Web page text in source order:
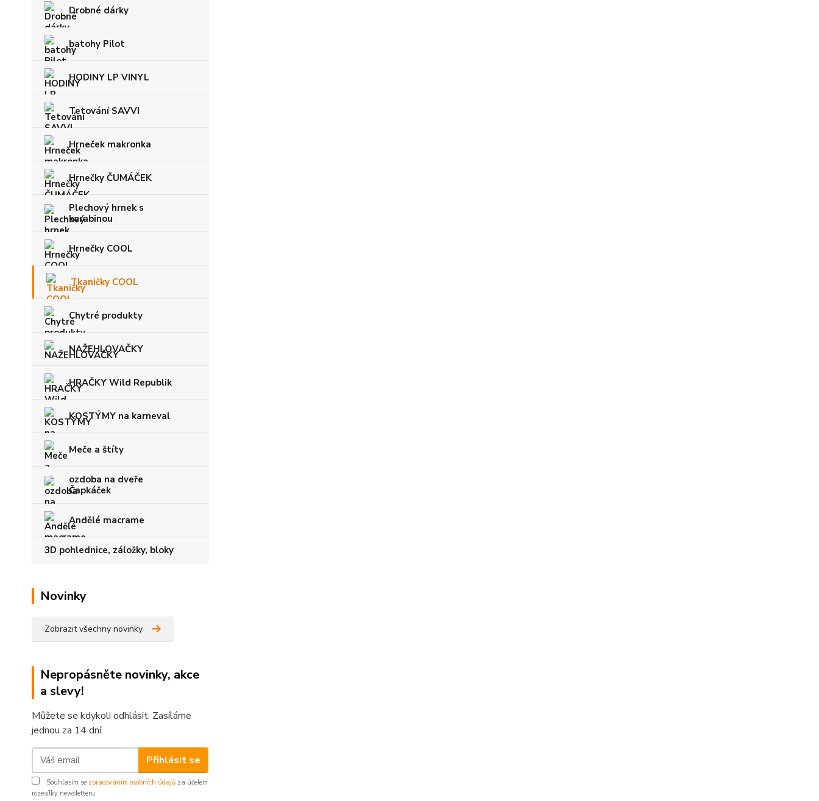
Drobné dárky
batohy Pilot
HODINY LP VINYL
Tetování SAVVI
Hrneček makronka
Hrnečky ČUMÁČEK
Plechový hrnek s
karabinou
Hrnečky COOL
Tkaničky COOL
Chytré produkty
NAŽEHLOVAČKY
HRAČKY Wild Republik
KOSTÝMY na karneval
Meče a štíty
ozdoba na dveře
Čapkáček
Andělé macrame
3D pohlednice, záložky, bloky
Novinky
Zobrazit všechny novinky
Nepropásněte novinky, akce
a slevy!
Můžete se kdykoli odhlásit. Zasíláme
jednou za 14 dní.
Přihlásit se
Souhlasím se zpracováním osobních údajů za účelem
rozesílky newsletteru.